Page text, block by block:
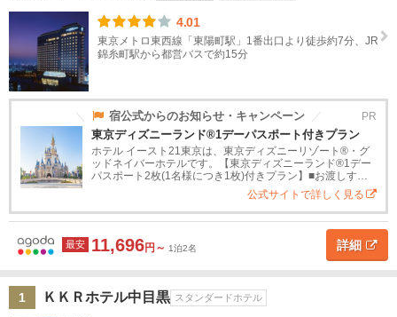
ス
ン
ダ
ー
ド
ル
高
ホ
テ
ル
旅
高
旅
館
ペ
シ
ョ
ン
民
貸
荘
テ
ル
名
群
玉
葉
京
4.01
東京メトロ東西線「東陽町駅」1番出口より徒歩約7分、JR
錦糸町駅から都営バスで約15分
宿公式からのお知らせ・キャンペーン PR
東京ディズニーランド®1デーパスポート付きプラン
ホテル イースト21東京は、東京ディズニーリゾート®・グ
ッドネイバーホテルです。【東京ディズニーランド®1デー
パスポート2枚(1名様につき1枚)付きプラン】■お渡しする
パスポートについて・チェックアウト日の東京ディズニー
公式サイトで詳しく見る
最安 11,696円～ 1泊2名 詳細
1 ＫＫＲホテル中目黒 スタンダードホテル